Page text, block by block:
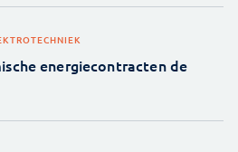
energiecontracten de